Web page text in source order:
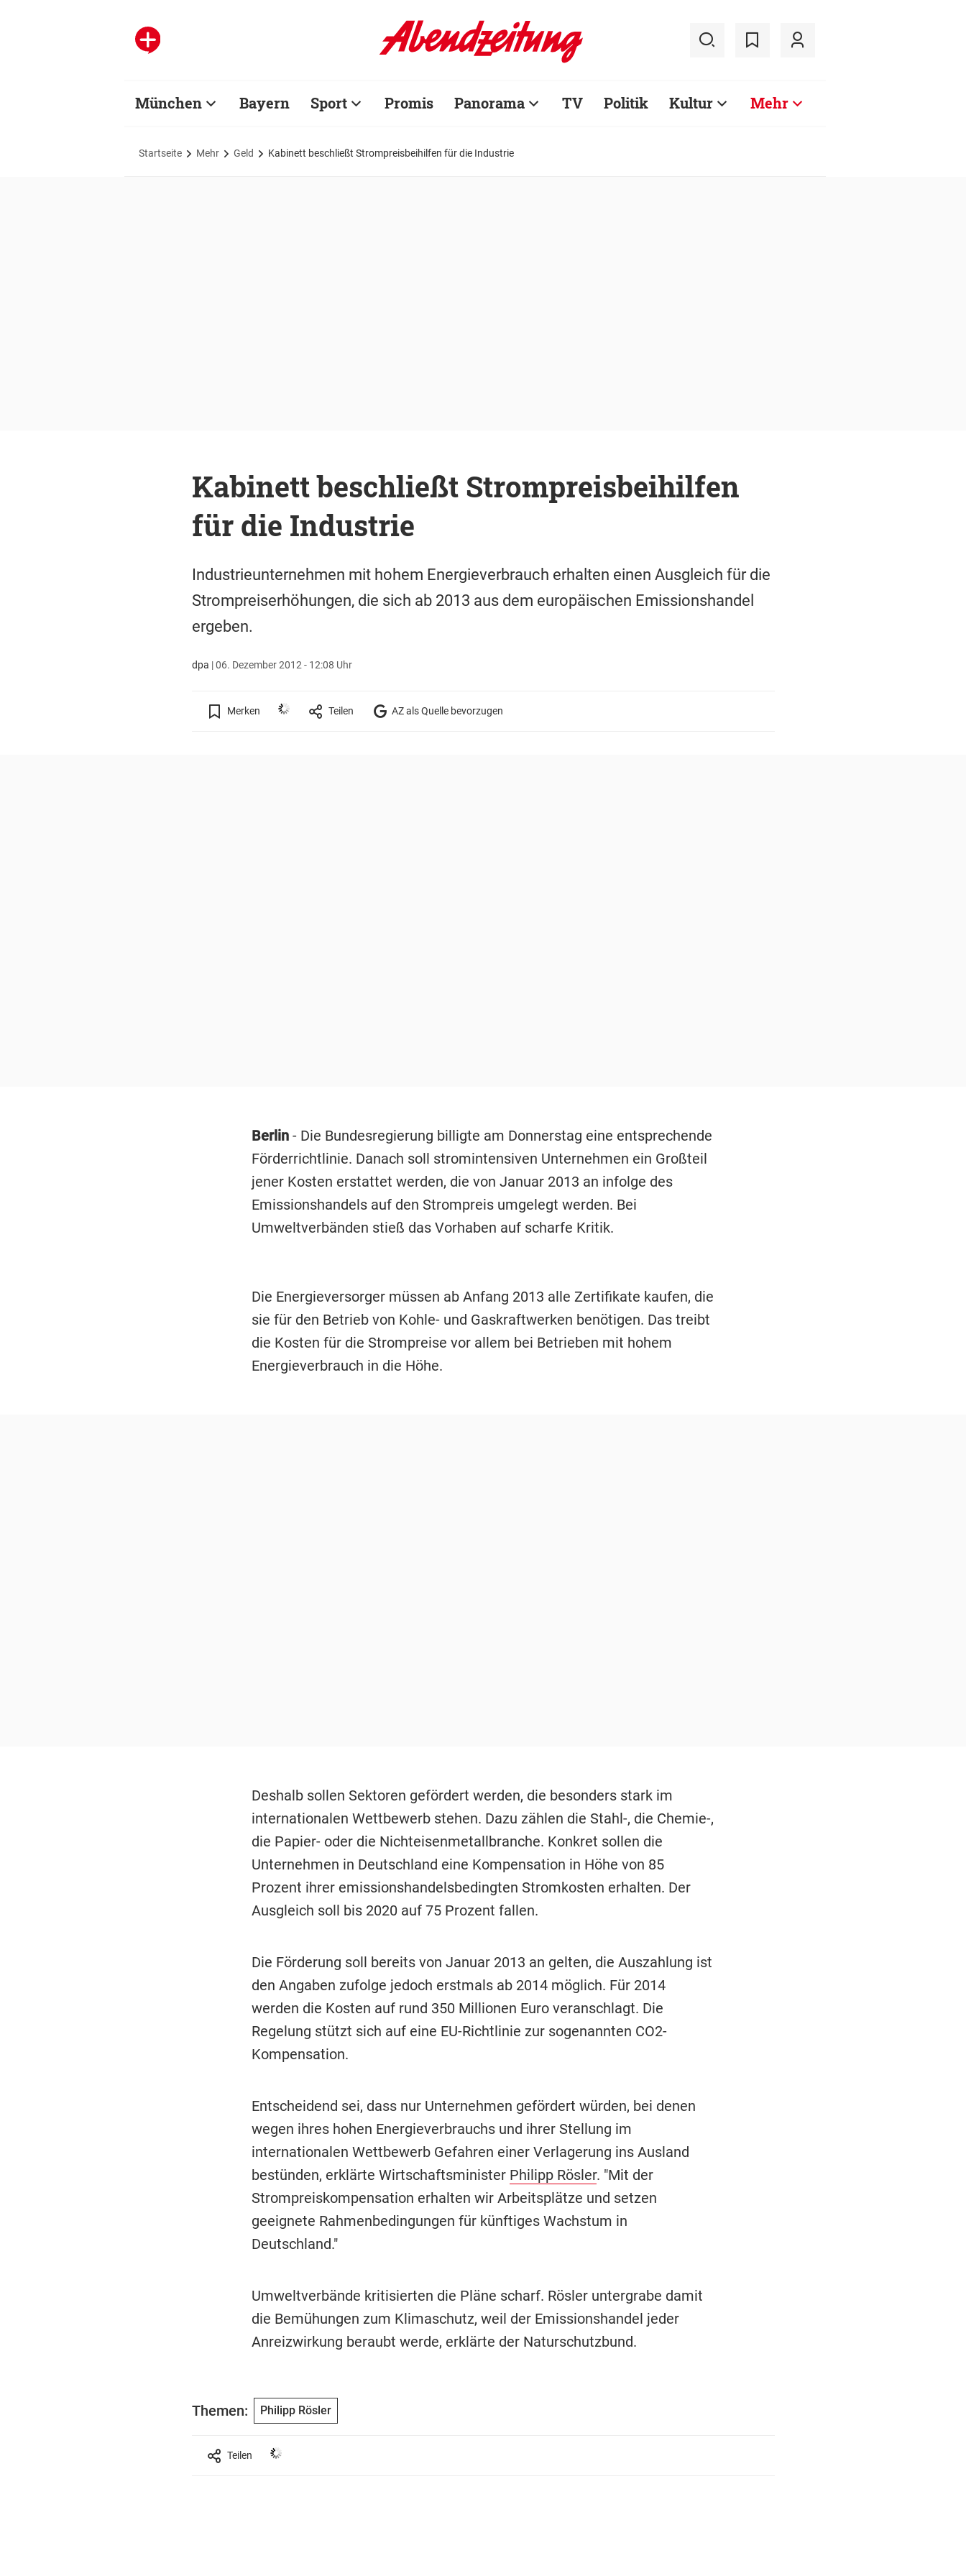
München Bayern Sport Promis Panorama TV Politik Kultur Mehr
Startseite Mehr Geld Kabinett beschließt Strompreisbeihilfen für die Industrie
Kabinett beschließt Strompreisbeihilfen
für die Industrie
Industrieunternehmen mit hohem Energieverbrauch erhalten einen Ausgleich für die
Strompreiserhöhungen, die sich ab 2013 aus dem europäischen Emissionshandel
ergeben.
dpa |06. Dezember 2012 - 12:08 Uhr
Merken Teilen AZ als Quelle bevorzugen
Berlin- Die Bundesregierung billigte am Donnerstag eine entsprechende
Förderrichtlinie. Danach soll stromintensiven Unternehmen ein Großteil
jener Kosten erstattet werden, die von Januar 2013 an infolge des
Emissionshandels auf den Strompreis umgelegt werden. Bei
Umweltverbänden stieß das Vorhaben auf scharfe Kritik.
Die Energieversorger müssen ab Anfang 2013 alle Zertifikate kaufen, die
sie für den Betrieb von Kohle- und Gaskraftwerken benötigen. Das treibt
die Kosten für die Strompreise vor allem bei Betrieben mit hohem
Energieverbrauch in die Höhe.
Deshalb sollen Sektoren gefördert werden, die besonders stark im
internationalen Wettbewerb stehen. Dazu zählen die Stahl-, die Chemie-,
die Papier- oder die Nichteisenmetallbranche. Konkret sollen die
Unternehmen in Deutschland eine Kompensation in Höhe von 85
Prozent ihrer emissionshandelsbedingten Stromkosten erhalten. Der
Ausgleich soll bis 2020 auf 75 Prozent fallen.
Die Förderung soll bereits von Januar 2013 an gelten, die Auszahlung ist
den Angaben zufolge jedoch erstmals ab 2014 möglich. Für 2014
werden die Kosten auf rund 350 Millionen Euro veranschlagt. Die
Regelung stützt sich auf eine EU-Richtlinie zur sogenannten CO2-
Kompensation.
Entscheidend sei, dass nur Unternehmen gefördert würden, bei denen
wegen ihres hohen Energieverbrauchs und ihrer Stellung im
internationalen Wettbewerb Gefahren einer Verlagerung ins Ausland
bestünden, erklärte Wirtschaftsminister Philipp Rösler. "Mit der
Strompreiskompensation erhalten wir Arbeitsplätze und setzen
geeignete Rahmenbedingungen für künftiges Wachstum in
Deutschland."
Umweltverbände kritisierten die Pläne scharf. Rösler untergrabe damit
die Bemühungen zum Klimaschutz, weil der Emissionshandel jeder
Anreizwirkung beraubt werde, erklärte der Naturschutzbund.
Themen: Philipp Rösler
Teilen